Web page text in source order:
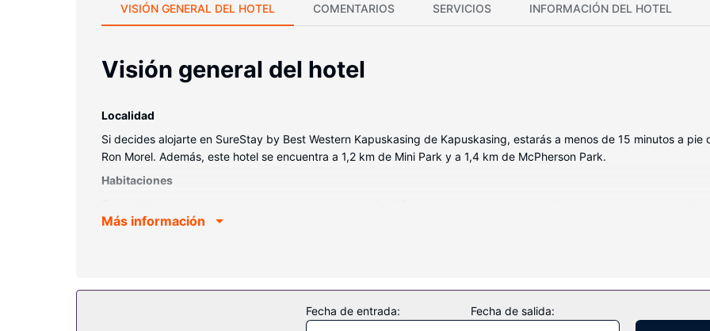
VISIÓN GENERAL DEL HOTEL COMENTARIOS SERVICIOS INFORMACIÓN DEL HOTEL
Visión general del hotel
Localidad
Si decides alojarte en SureStay by Best Western Kapuskasing de Kapuskasing, estarás a menos de 15 minutos a pie
Ron Morel. Además, este hotel se encuentra a 1,2 km de Mini Park y a 1,4 km de McPherson Park.
Habitaciones
mantendrá en contacto con los tuyos. Además, podrás disfrutar de canales por cable. El baño privado con ducha y
una zona de pícnic, barbacoas de gas y una máquina expendedora.
Más información
Fecha de entrada: Fecha de salida: